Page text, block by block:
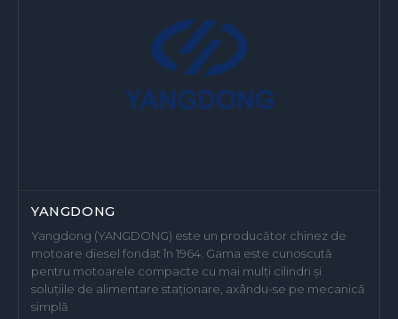
YANGDONG
Yangdong (YANGDONG) este un producător chinez de
motoare diesel fondat în 1964. Gama este cunoscută
pentru motoarele compacte cu mai mulți cilindri și
soluțiile de alimentare staționare, axându-se pe mecanică
simplă